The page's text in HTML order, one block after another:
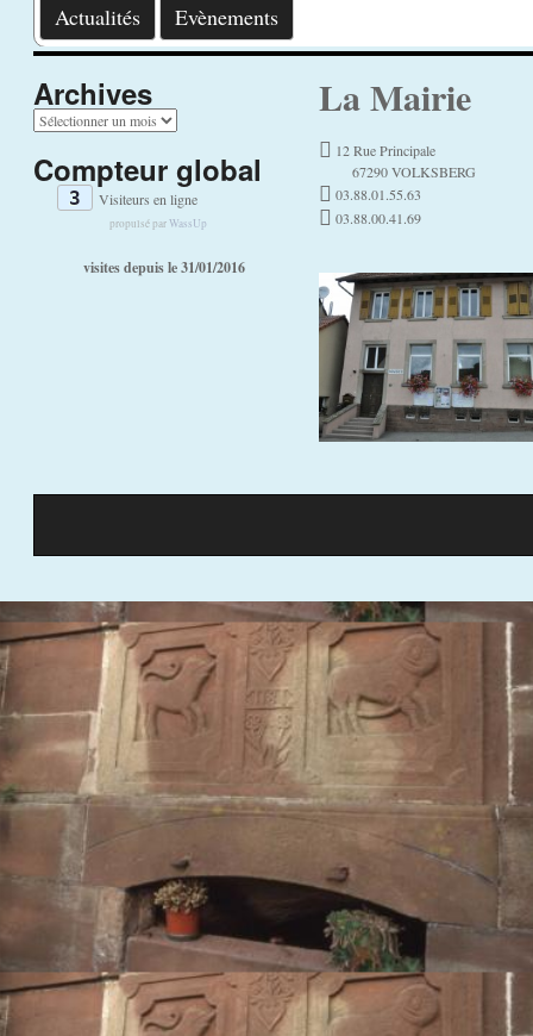
Actualités Evènements
Archives
A
c
h
Compteur global
3 Visiteurs en ligne
propulsé parWassUp
visites depuis le 31/01/2016
La Mairie
12 Rue Principale
67290 VOLKSBERG
03.88.01.55.63
03.88.00.41.69